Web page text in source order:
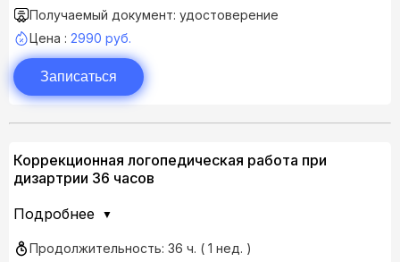
Получаемый документ: удостоверение
Цена : 2990 руб.
Записаться
Коррекционная логопедическая работа при
дизартрии 36 часов
Подробнее
Продолжительность: 36 ч. ( 1 нед. )